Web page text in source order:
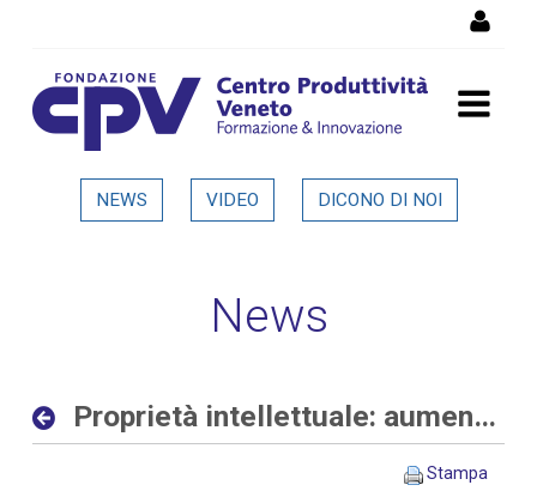
Proprietà intellettuale:
delle aziende allo sportello
evidenza
NEWS VIDEO DICONO DI NOI
News
Proprietà intellettuale: aumentano le richieste delle aziende allo sportello del CPV
Stampa